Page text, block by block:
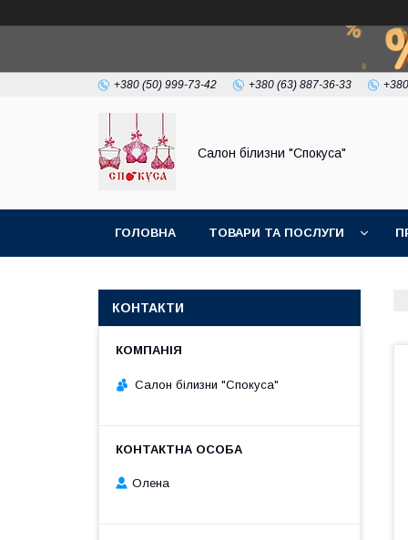
+380 (50) 999-73-42 +380 (63) 887-36-33
Салон білизни "Спокуса"
ГОЛОВНА ТОВАРИ ТА ПОСЛУГИ
КОНТАКТИ
Салон білизни "Спокуса"
Олена